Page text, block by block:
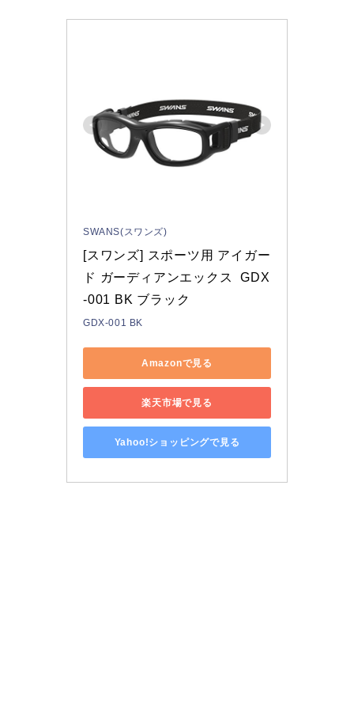
SWANS(スワンズ)
[スワンズ] スポーツ用 アイガー
ド ガーディアンエックス  GDX
-001 BK ブラック
GDX-001 BK
Amazonで見る
楽天市場で見る
Yahoo!ショッピングで見る